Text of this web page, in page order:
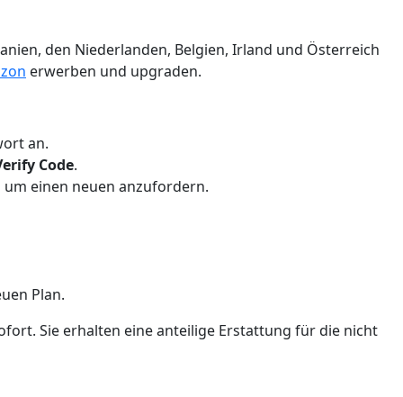
den Niederlanden, Belgien, Irland und Österreich
erwerben und upgraden.
an.
Code.
um einen neuen anzufordern.
Plan.
Sie erhalten eine anteilige Erstattung für die nicht